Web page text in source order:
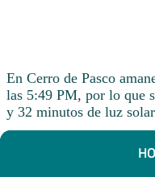
En Cerro de Pasco
las 5:49 PM, por lo que
y 32 minutos de luz